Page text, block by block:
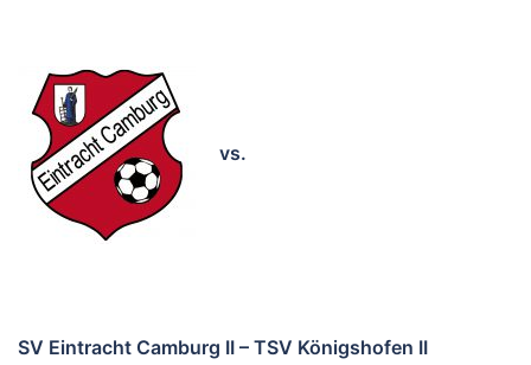
vs.
SV Eintracht Camburg II – TSV Königshofen II